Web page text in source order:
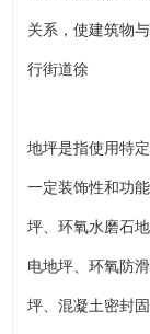
关系，使建筑物
行街道徐
地坪是指使用特
一定装饰性和功
坪、环氧水磨石
电地坪、环氧防
坪、混凝土密封